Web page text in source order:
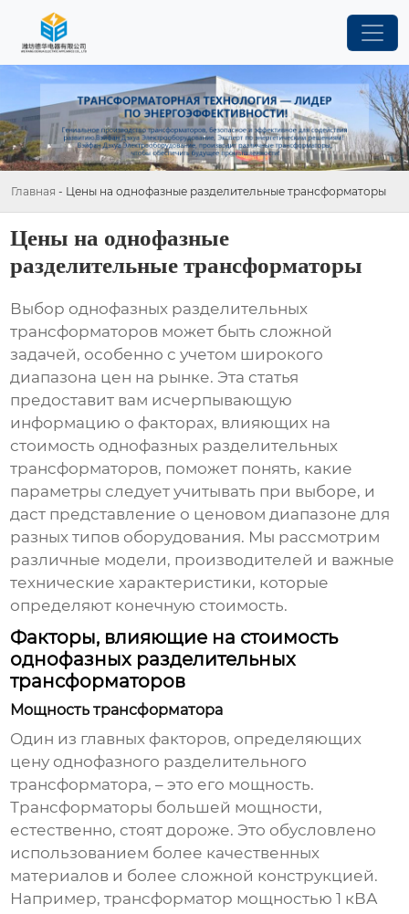
Главная - Цены на однофазные разделительные трансформаторы
Цены на однофазные
разделительные трансформаторы
Выбор однофазных разделительных
трансформаторов может быть сложной
задачей, особенно с учетом широкого
диапазона цен на рынке. Эта статья
предоставит вам исчерпывающую
информацию о факторах, влияющих на
стоимость однофазных разделительных
трансформаторов, поможет понять, какие
параметры следует учитывать при выборе, и
даст представление о ценовом диапазоне для
разных типов оборудования. Мы рассмотрим
различные модели, производителей и важные
технические характеристики, которые
определяют конечную стоимость.
Факторы, влияющие на стоимость
однофазных разделительных
трансформаторов
Мощность трансформатора
Один из главных факторов, определяющих
цену однофазного разделительного
трансформатора, – это его мощность.
Трансформаторы большей мощности,
естественно, стоят дороже. Это обусловлено
использованием более качественных
материалов и более сложной конструкцией.
Например, трансформатор мощностью 1 кВА